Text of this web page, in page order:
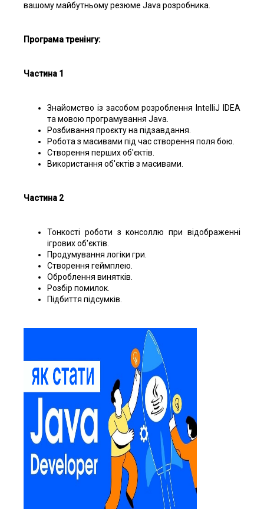
вашому майбутньому резюме Java розробника.
Програма тренінгу:
Частина 1
Знайомство із засобом розроблення IntelliJ IDEA
та мовою програмування Java.
Розбивання проєкту на підзавдання.
Робота з масивами під час створення поля бою.
Створення перших об'єктів.
Використання об'єктів з масивами.
Частина 2
Тонкості роботи з консоллю при відображенні
ігрових об'єктів.
Продумування логіки гри.
Створення геймплею.
Оброблення винятків.
Розбір помилок.
Підбиття підсумків.